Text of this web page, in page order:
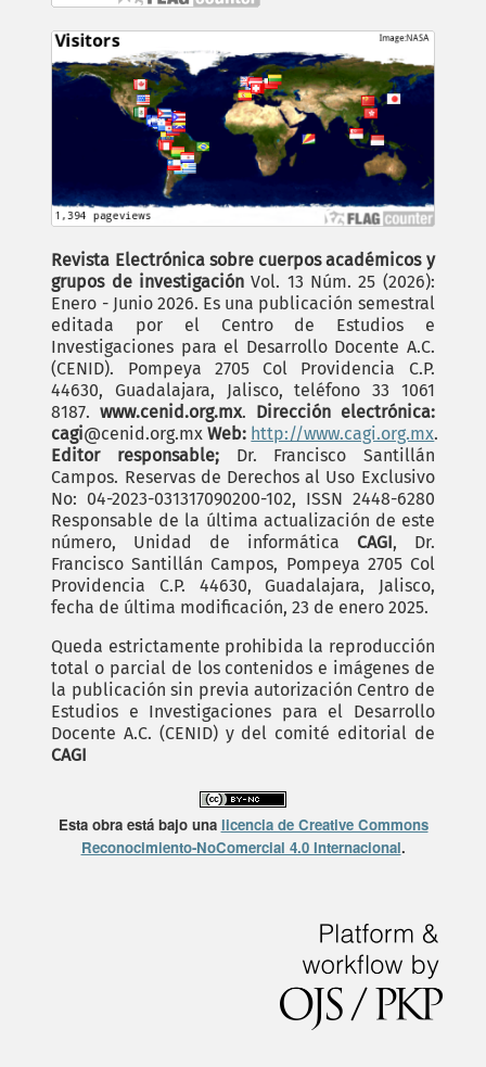
Revista Electrónica sobre cuerpos académicos y
grupos de investigación Vol. 13 Núm. 25 (2026):
Enero - Junio 2026. Es una publicación semestral
editada por el Centro de Estudios e
Investigaciones para el Desarrollo Docente A.C.
(CENID). Pompeya 2705 Col Providencia C.P.
44630, Guadalajara, Jalisco, teléfono 33 1061
8187.www.cenid.org.mx. Dirección electrónica:
cagi@cenid.org.mxWeb: http://www.cagi.org.mx.
Editor responsable;Dr. Francisco Santillán
Campos. Reservas de Derechos al Uso Exclusivo
No: 04-2023-031317090200-102, ISSN 2448-6280
Responsable de la última actualización de este
número, Unidad de informática CAGI, Dr.
Francisco Santillán Campos, Pompeya 2705 Col
Providencia C.P. 44630, Guadalajara, Jalisco,
fecha de última modificación, 23 de enero 2025.
Queda estrictamente prohibida la reproducción
total o parcial de los contenidos e imágenes de
la publicación sin previa autorización Centro de
Estudios e Investigaciones para el Desarrollo
Docente A.C. (CENID) y del comité editorial de
CAGI
Esta obra está bajo una licencia de Creative Commons
Reconocimiento-NoComercial 4.0 Internacional.